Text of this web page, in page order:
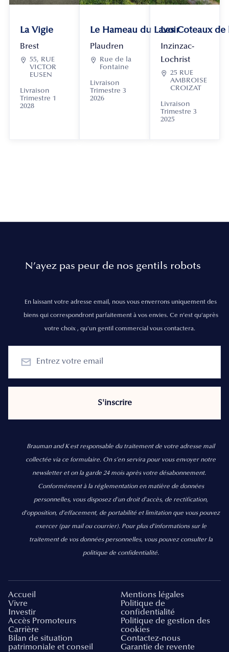
La Vigie
Brest
 55, RUE
VICTOR
EUSEN
Livraison
Trimestre 1
2028
Le Hameau du Lavoir
Plaudren

Rue de la
Fontaine
Livraison
Trimestre 3
2026
Les Coteaux
Inzinzac-
Lochrist
 25 RUE
AMBROISE
CROIZAT
Livraison
Trimestre 3
2025
N’ayez pas peur de nos gentils robots
En laissant votre adresse email, nous vous enverrons uniquement des
biens qui correspondront parfaitement à vos envies. Ce n'est qu'après
votre choix , qu'un gentil commercial vous contactera.
Brauman and K est responsable du traitement de votre adresse mail
collectée via ce formulaire. On s’en servira pour vous envoyer notre
newsletter et on la garde 24 mois après votre désabonnement.
Conformément à la réglementation en matière de données
personnelles, vous disposez d'un droit d'accès, de rectification,
d’opposition, d’effacement, de portabilité et limitation que vous pouvez
exercer (par mail ou courrier). Pour plus d’informations sur le
traitement de vos données personnelles, vous pouvez consulter la
politique de confidentialité.
Accueil
Vivre
Investir
Accès Promoteurs
Carrière
Bilan de situation
patrimoniale et conseil
Mentions légales
Politique de
confidentialité
Politique de gestion des
cookies
Contactez-nous
Garantie de revente